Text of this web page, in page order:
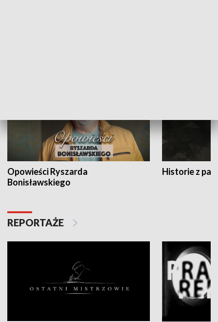
Opowieści Ryszarda
Bonisławskiego
Historie z
REPORTAŻE